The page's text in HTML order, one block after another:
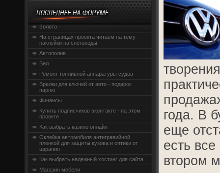
Золото
На страницах проекта читаем на тему -
наклейки на снегоходы
Автополив
Вел
Ремонт топливной аппаратуры судов
Брелки для ключей от авто - подарок
парню
Финансы....
Купить подписчиков вконтакте - на этом
проекте
Как выбрать казино онлайн
Оклейка автомобиля антигравийной
пленкой для защиты кузова и оптики от
царапин
Как выбрать надежный хостинг для сайта
Магазин мебели
года. В
еще
есть
втором